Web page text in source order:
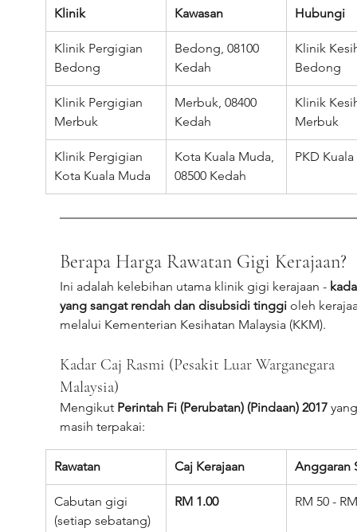
Klinik Kawasan Hubungi
Klinik Pergigian
Bedong
Bedong, 08100
Kedah
Klinik
Bedong
Klinik Pergigian
Merbuk
Merbuk, 08400
Kedah
Klinik
Merbuk
Klinik Pergigian
Kota Kuala Muda
Kota Kuala Muda,
08500 Kedah
PKD
Berapa Harga Rawatan Gigi Kerajaan?
Ini adalah kelebihan utama klinik gigi kerajaan -
yang sangat rendah dan disubsidi tinggi oleh
melalui Kementerian Kesihatan Malaysia (KKM).
Kadar Caj Rasmi (Pesakit Luar Warganegara
Malaysia)
Mengikut Perintah Fi (Perubatan) (Pindaan) 2017
masih terpakai:
Rawatan Caj Kerajaan Anggaran
Cabutan gigi
(setiap sebatang)
RM 1.00 RM 50 -